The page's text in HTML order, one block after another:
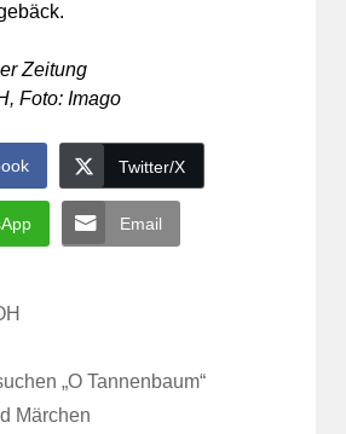
Zeitung
Foto: Imago
Twitter/X
Email
„O Tannenbaum“
Märchen